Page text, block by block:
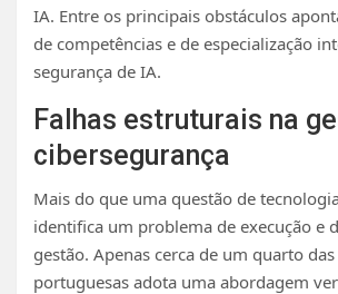
IA. Entre os principais obstáculos
de competências e de especialização
segurança de IA.
Falhas estruturais na
cibersegurança
Mais do que uma questão de
identifica um problema de execução e
gestão. Apenas cerca de um quarto
portuguesas adota uma abordagem